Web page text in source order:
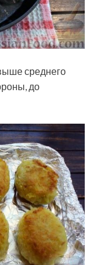
среднего
до